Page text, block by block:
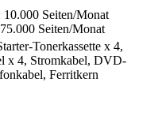
Seiten/Monat
Seiten/Monat
Tonerkassette x 4,
x 4, Stromkabel, DVD-
Ferritkern